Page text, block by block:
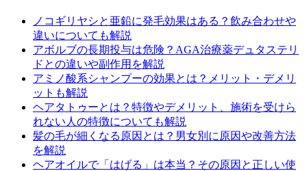
ノコギリヤシと亜鉛に発毛効果はある？飲み合わせや
違いについても解説
アボルブの長期投与は危険？AGA治療薬デュタステリ
ドとの違いや副作用を解説
アミノ酸系シャンプーの効果とは？メリット・デメリ
ットも解説
ヘアタトゥーとは？特徴やデメリット、施術を受けら
れない人の特徴についても解説
髪の毛が細くなる原因とは？男女別に原因や改善方法
を解説
ヘアオイルで「はげる」は本当？その原因と正しい使